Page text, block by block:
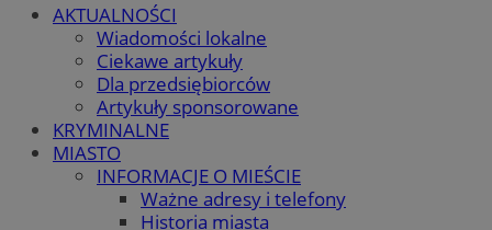
AKTUALNOŚCI
Wiadomości lokalne
Ciekawe artykuły
Dla przedsiębiorców
Artykuły sponsorowane
KRYMINALNE
MIASTO
INFORMACJE O MIEŚCIE
Ważne adresy i telefony
Historia miasta